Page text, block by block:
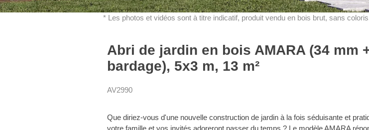
* Les photos et vidéos sont à titre indicatif, produit vendu en bois brut, sans
Abri de jardin en bois AMARA (34 mm
bardage), 5x3 m, 13 m²
AV2990
Que diriez-vous d'une nouvelle construction de jardin à la fois séduisante et